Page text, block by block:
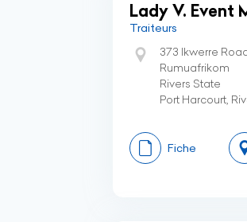
Lady V. Event
Traiteurs
373 Ikwerre
Rumuafrikom
Rivers State
Port Harcourt,
Fiche